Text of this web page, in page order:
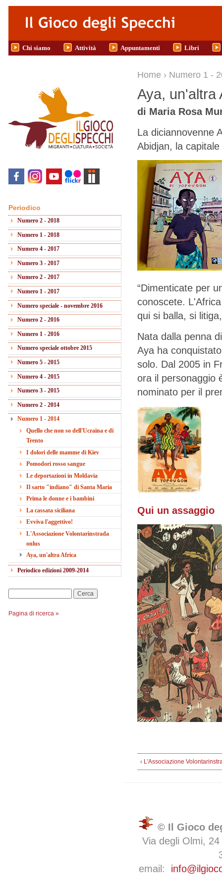
Salta al contenuto principale
Chi siamo Attività Appuntamenti Libri
Periodico
Numero 2 - 2018
Numero 1 - 2018
Numero 4 - 2017
Numero 3 - 2017
Numero 2 - 2017
Numero 1 - 2017
Numero speciale - novembre 2016
Numero 2 - 2016
Numero 1 - 2016
Numero speciale ottobre 2015
Numero 5 - 2015
Numero 4 - 2015
Numero 3 - 2015
Numero 2 - 2014
Numero 1 - 2014
Quello che non so dell'Ucraina e di
Trento
I dolori delle mamme di Kiev
Pomodori rosso sangue
Le deportazioni in Moldavia
Il sarto "indiano" di Santa Maria
Prima le donne e i bambini
La cassata siciliana
Evviva l'aggettivo!
L'Associazione Volontarinstrada
onlus
Aya, un'altra Africa
Periodico edizioni 2009-2014
Pagina di ricerca »
Tu sei qui
Home › Numero 1 -
Aya, un'altra
di Maria Rosa
La diciannovenne
Abidjan, la
“Dimenticate per
conoscete.
qui si balla, si
Nata dalla penna
Aya ha
solo. Dal 2005 in
ora il personaggio
nominato per il
Qui un assaggio
‹ L'Associazione
© Il Gioco
Via degli Olmi,
email: